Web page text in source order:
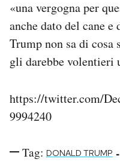
Esci
«una vergogna per
anche dato del cane
Trump non sa di cosa
gli darebbe volentieri
https://twitter.com/
9994240
Tag: DONALD TRUMP -